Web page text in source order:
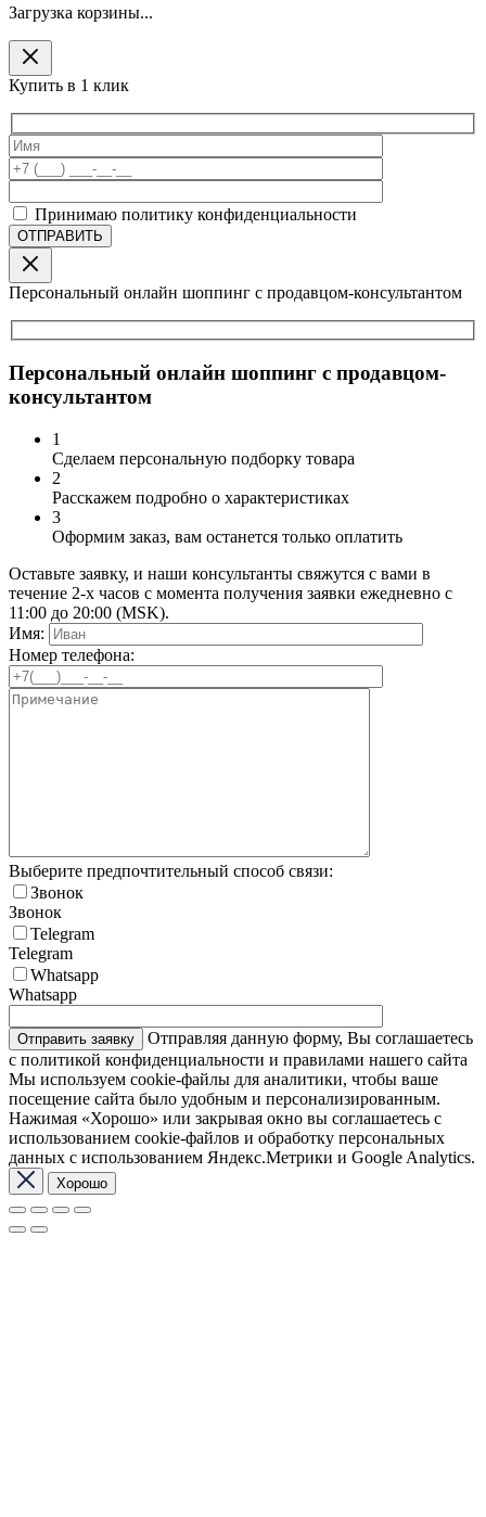
Загрузка корзины...
Купить в 1 клик
Принимаю политику конфиденциальности
Персональный онлайн шоппинг с продавцом-консультантом
Персональный онлайн шоппинг с продавцом-
консультантом
1
Сделаем персональную подборку товара
2
Расскажем подробно о характеристиках
3
Оформим заказ, вам останется только оплатить
Оставьте заявку, и наши консультанты свяжутся с вами в
течение 2-х часов с момента получения заявки ежедневно с
11:00 до 20:00 (MSK).
Имя:
Номер телефона:
Выберите предпочтительный способ связи:
Звонок
Звонок
Telegram
Telegram
Whatsapp
Whatsapp
Отправляя данную форму, Вы соглашаетесь
с политикой конфиденциальности и правилами нашего сайта
Мы используем cookie-файлы для аналитики, чтобы ваше
посещение сайта было удобным и персонализированным.
Нажимая «Хорошо» или закрывая окно вы соглашаетесь с
использованием cookie-файлов и обработку персональных
данных с использованием Яндекс.Метрики и Google Analytics.
Хорошо